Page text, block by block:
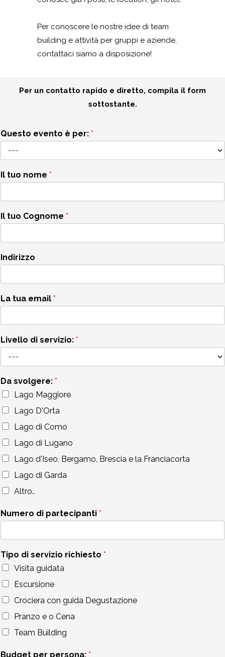
Per conoscere le nostre idee di team
building e attività per gruppi e aziende,
contattaci siamo a disposizione!
Per un contatto rapido e diretto, compila il form
sottostante.
Questo evento è per: *
Il tuo nome *
Il tuo Cognome *
Indirizzo
La tua email *
Livello di servizio: *
Da svolgere: *
Lago Maggiore
Lago D'Orta
Lago di Como
Lago di Lugano
Lago d'Iseo, Bergamo, Brescia e la Franciacorta
Lago di Garda
Altro..
Numero di partecipanti *
Tipo di servizio richiesto *
Visita guidata
Escursione
Crociera con guida Degustazione
Pranzo e o Cena
Team Building
Budget per persona: *